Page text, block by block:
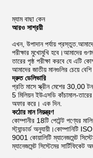
ম্যাম বাছা কেন
আরও সাশ্রয়ী
এখন, উপাদান পর্যায়
পরীক্ষার মুখোমুখি হবে।আমাদের
তারের পৃষ্ঠ পরীক্ষা করবে যে এটি
আমাদের জাতীয় মানগুলির চেয়ে
দ্রুত ডেলিভারি
প্রতি মাসে স্ক্রীন মেশের 30,00
5 মিলিয়ন ইউএসডি কাঁচামাল-
অফার করে। এক দিন.
কঠোর মান নিয়ন্ত্রণ
কোম্পানীর 18টি পেটেন্ট পণ্যের
স্ট্যান্ডার্ড অনুযায়ী।কোম্পানিটি
9001 কোয়ালিটি ম্যানেজমেন্ট
ম্যানেজমেন্ট সিস্টেমের সার্টিফিকেট